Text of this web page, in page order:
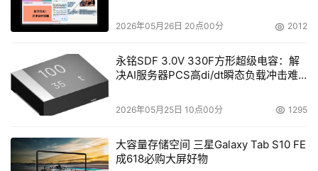
2026年05月26日 20点00分 2012
永铭SDF 3.0V 330F方形超级电容：解
决AI服务器PCS高di/dt瞬态负载冲击难
2026年05月25日 10点00分 1295
大容量存储空间 三星Galaxy Tab S10 FE
成618必购大屏好物